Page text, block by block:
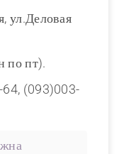
ул.Деловая
по пт).
(093)003-